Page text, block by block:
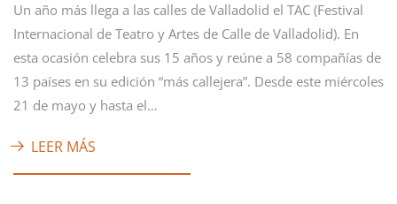
Un año más llega a las calles de Valladolid el TAC (Festival
Internacional de Teatro y Artes de Calle de Valladolid). En
esta ocasión celebra sus 15 años y reúne a 58 compañías de
13 países en su edición “más callejera”. Desde este miércoles
21 de mayo y hasta el…
LEER MÁS